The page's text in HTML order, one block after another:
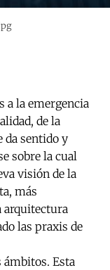
a la emergencia
de la
da sentido y
sobre la cual
visión de la
más
arquitectura
las praxis de
ámbitos. Esta